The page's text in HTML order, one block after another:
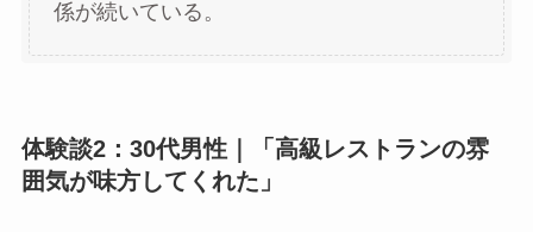
係が続いている。
体験談2：30代男性｜「高級レストランの雰
囲気が味方してくれた」